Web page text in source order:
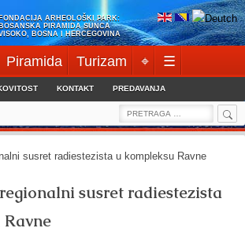
ARHEOLOŠKI PARK:
PIRAMIDA SUNCA
BOSNA I HERCEGOVINA
Piramida Turizam ⌖ ☰
KONTAKT PREDAVANJA
Search
for:
susret radiestezista